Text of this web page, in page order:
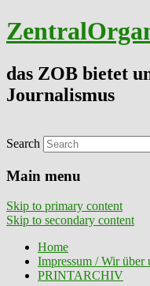
das ZOB bietet
Journalismus
Search
Main menu
Skip to primary content
Skip to secondary content
Home
Impressum / Wir über
PRINTARCHIV